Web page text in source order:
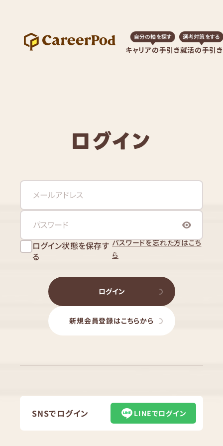
キャリアの手引き
自分の軸を探す
就活の手引き
選考対策をする
ログイン
ログイン状態を保存す
る
パスワードを忘れた方はこち
ら
ログイン
新規会員登録はこちらから
SNSでログイン LINEでログイン